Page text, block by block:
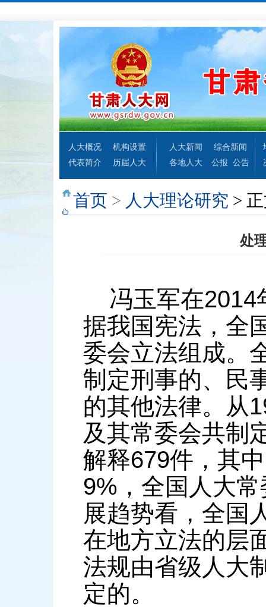
人大概况
机构设置
代表简介
历届人大
人大新闻
综合新闻
各地人大
公报 公告
首页 > 人大理论研究 >
处
冯玉军在2014
据我国宪法，全
委会立法组成。
制定刑事的、民
的其他法律。从
及其常委会共制
解释679件，其
9%，全国人大
展趋势看，全国
在地方立法的层
法规由省级人大
定的。